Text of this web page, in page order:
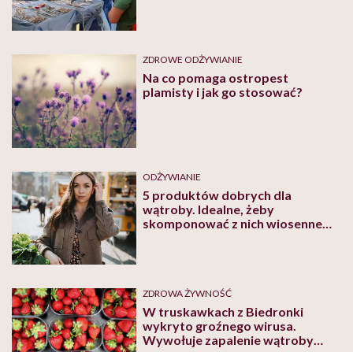
ZDROWE ODŻYWIANIE
Na co pomaga ostropest
plamisty i jak go stosować?
ODŻYWIANIE
5 produktów dobrych dla
wątroby. Idealne, żeby
skomponować z nich wiosenne
ZDROWA ŻYWNOŚĆ
W truskawkach z Biedronki
wykryto groźnego wirusa.
Wywołuje zapalenie wątroby